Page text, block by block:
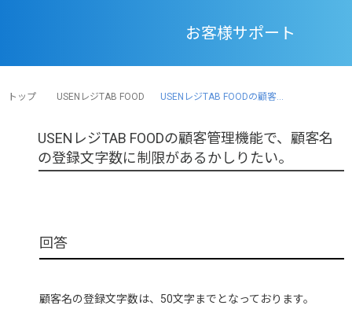
お客様サポート
トップ USENレジTAB FOOD USENレジTAB FOODの顧客...
USENレジTAB FOODの顧客管理機能で、顧客名
の登録文字数に制限があるかしりたい。
顧客名の登録文字数は、50文字までとなっております。